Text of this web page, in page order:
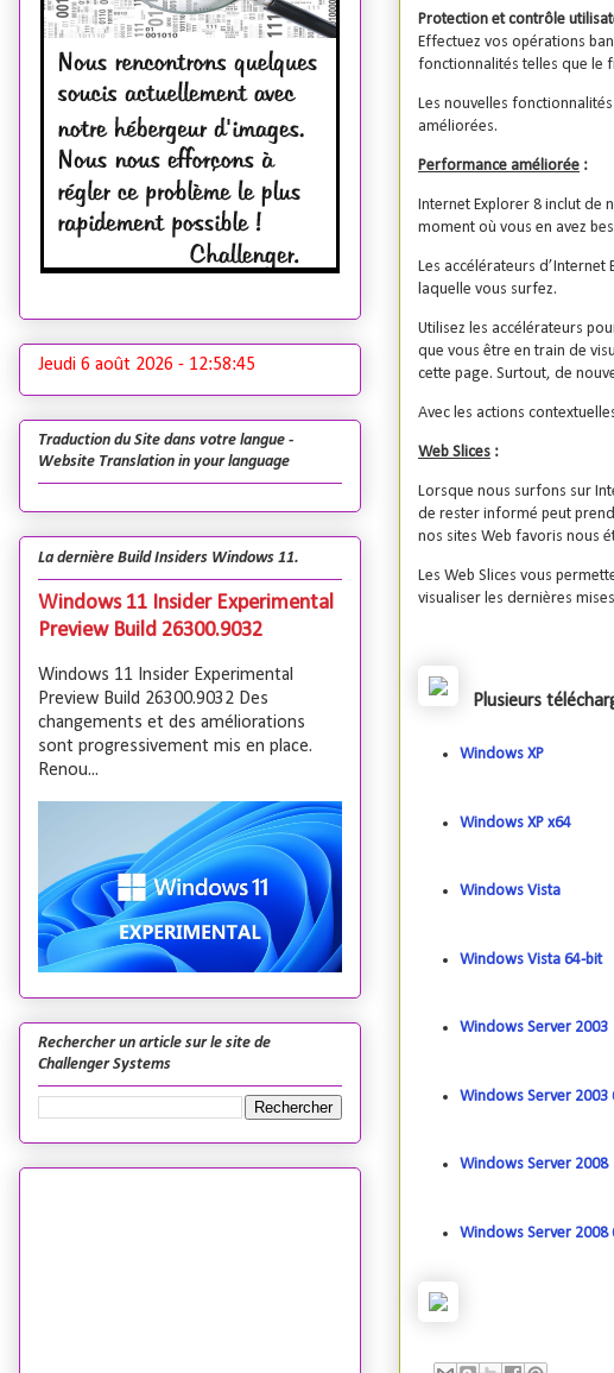
Protection et contrôle
Effectuez vos opérations
fonctionnalités telles que le
Les nouvelles
améliorées.
Performance améliorée :
Internet Explorer 8 inclut de
moment où vous en avez
Les accélérateurs d’Internet
laquelle vous surfez.
Utilisez les accélérateurs
que vous être en train de
cette page. Surtout, de
Avec les actions
Web Slices :
Lorsque nous surfons sur
de rester informé peut
nos sites Web favoris nous
Les Web Slices vous
visualiser les dernières
Plusieurs
Windows XP
Windows XP x64
Windows Vista
Windows Vista 64-bit
Windows Server 2003
Windows Server 2003
Windows Server 2008
Windows Server 2008
Jeudi 6 août 2026 - 12:58:46
Traduction du Site dans votre langue -
Website Translation in your language
La dernière Build Insiders Windows 11.
Windows 11 Insider Experimental
Preview Build 26300.9032
Windows 11 Insider Experimental
Preview Build 26300.9032 Des
changements et des améliorations
sont progressivement mis en place.
Renou...
Rechercher un article sur le site de
Challenger Systems